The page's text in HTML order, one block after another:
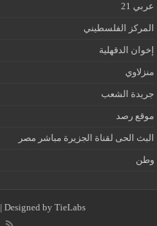
عربي 21
المركز الفلسطيني
إخوان الدقهلية
منزلاوي
جريدة الشعب
موقع رصد
البث الحى لقناة الجزيرة مباشر مصر
وطن
| Designed by TieLabs